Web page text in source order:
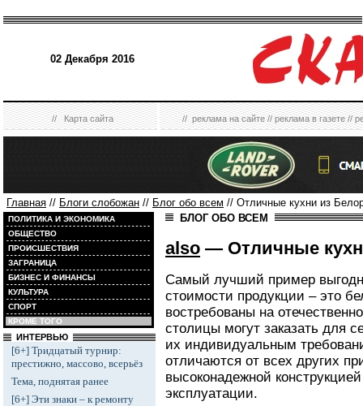
02 Декабря 2016
//Карта сайта //реклама на сайте//реклама в газете//
Главная // Блоги слобожан // Блог обо всем // Отличные кухни из
ПОЛИТИКА И ЭКОНОМИКА
ОБЩЕСТВО
ПРОИСШЕСТВИЯ
ЗАГРАНИЦА
БИЗНЕС И ФИНАНСЫ
КУЛЬТУРА
СПОРТ
КРОМЕ ТОГО
ИНТЕРВЬЮ
[6+] Тридцатый турнир:
престижно, массово, всерьёз
Тема, поднятая ранее
[6+] Эти знаки – к ремонту
БЛОГ ОБО ВСЕМ
also — Отличные
Самый лучший пример
стоимости продукции – это
востребованы на
столицы могут заказать для
их индивидуальным
отличаются от всех других
высоконадежной
эксплуатации.